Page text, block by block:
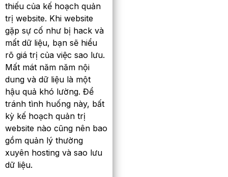
thiếu của kế hoạch quản
trị website. Khi website
gặp sự cố như bị hack và
mất dữ liệu, bạn sẽ hiểu
rõ giá trị của việc sao lưu.
Mất mát năm năm nội
dung và dữ liệu là một
hậu quả khó lường. Để
tránh tình huống này, bất
kỳ kế hoạch quản trị
website nào cũng nên bao
gồm quản lý thường
xuyên hosting và sao lưu
dữ liệu.